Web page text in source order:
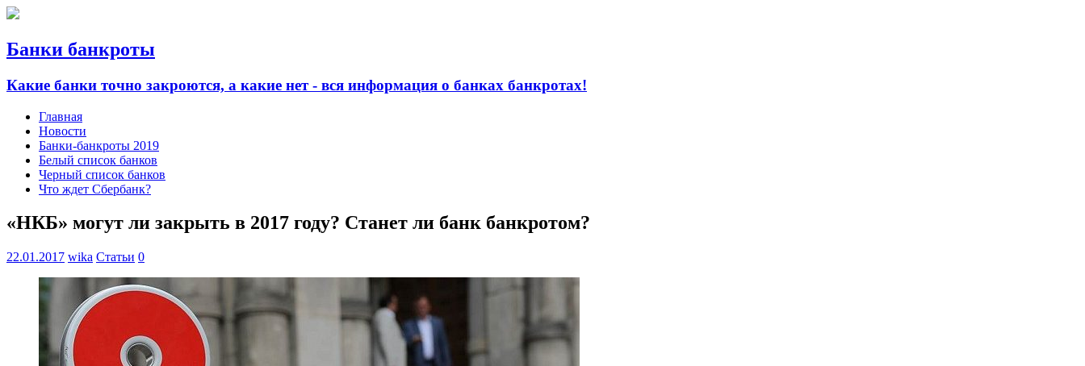
Банки банкроты
Какие банки точно закроются, а какие нет - вся информация о банках банкротах!
Главная
Новости
Банки-банкроты 2019
Белый список банков
Черный список банков
Что ждет Сбербанк?
«НКБ» могут ли закрыть в 2017 году? Станет ли банк банкротом?
22.01.2017 wika Статьи 0